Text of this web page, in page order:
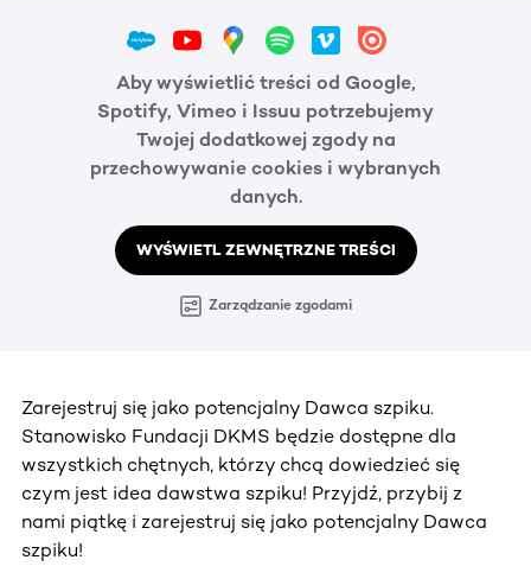
Aby wyświetlić treści od Google,
Spotify, Vimeo i Issuu potrzebujemy
Twojej dodatkowej zgody na
przechowywanie cookies i wybranych
danych.
WYŚWIETL ZEWNĘTRZNE TREŚCI
Zarządzanie zgodami
Zarejestruj się jako potencjalny Dawca szpiku.
Stanowisko Fundacji DKMS będzie dostępne dla
wszystkich chętnych, którzy chcą dowiedzieć się
czym jest idea dawstwa szpiku! Przyjdź, przybij z
nami piątkę i zarejestruj się jako potencjalny Dawca
szpiku!